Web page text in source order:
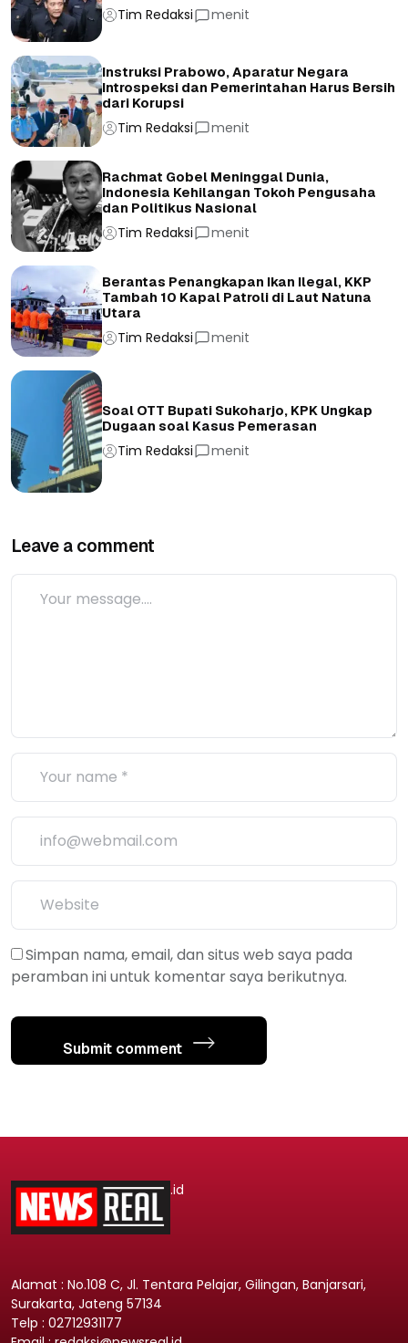
Tim Redaksi menit
Instruksi Prabowo, Aparatur Negara
Introspeksi dan Pemerintahan Harus Bersih
dari Korupsi
Tim Redaksi menit
Rachmat Gobel Meninggal Dunia,
Indonesia Kehilangan Tokoh Pengusaha
dan Politikus Nasional
Tim Redaksi menit
Berantas Penangkapan Ikan Ilegal, KKP
Tambah 10 Kapal Patroli di Laut Natuna
Utara
Tim Redaksi menit
Soal OTT Bupati Sukoharjo, KPK Ungkap
Dugaan soal Kasus Pemerasan
Tim Redaksi menit
Leave a comment
Simpan nama, email, dan situs web saya pada
peramban ini untuk komentar saya berikutnya.
Submit comment
.id
Alamat : No.108 C, Jl. Tentara Pelajar, Gilingan, Banjarsari,
Surakarta, Jateng 57134
Telp : 02712931177